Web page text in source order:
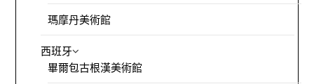
瑪摩丹美術館
西班牙
畢爾包古根漢美術館